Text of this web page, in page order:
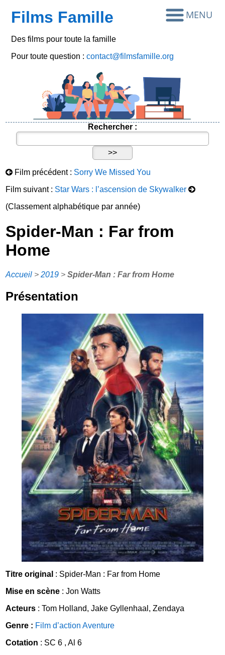
Films Famille
Des films pour toute la famille
Pour toute question :contact@filmsfamille.org
Rechercher :
Film précédent : Sorry We Missed You
Film suivant : Star Wars : l’ascension de Skywalker
(Classement alphabétique par année)
Spider-Man : Far from
Home
Accueil >2019 >Spider-Man : Far from Home
Présentation
Titre original : Spider-Man : Far from Home
Mise en scène : Jon Watts
Acteurs : Tom Holland, Jake Gyllenhaal, Zendaya
Genre : Film d’action Aventure
Cotation : SC 6 , Al 6